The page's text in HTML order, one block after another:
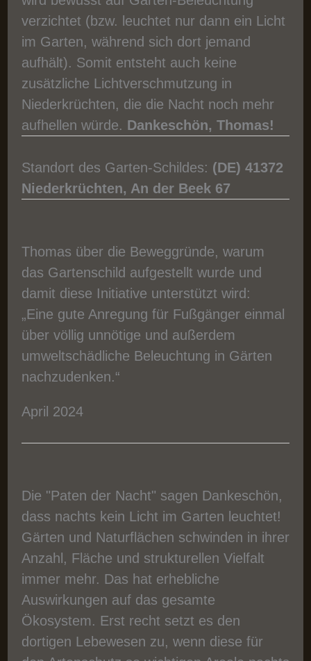
verzichtet (bzw. leuchtet nur dann ein Licht
im Garten, während sich dort jemand
aufhält). Somit entsteht auch keine
zusätzliche Lichtverschmutzung in
Niederkrüchten, die die Nacht noch mehr
aufhellen würde. Dankeschön, Thomas!
Standort des Garten-Schildes: (DE) 41372
Niederkrüchten, An der Beek 67
Thomas über die Beweggründe, warum
das Gartenschild aufgestellt wurde und
damit diese Initiative unterstützt wird:
„Eine gute Anregung für Fußgänger einmal
über völlig unnötige und außerdem
umweltschädliche Beleuchtung in Gärten
nachzudenken.“
April 2024
Die "Paten der Nacht" sagen Dankeschön,
dass nachts kein Licht im Garten leuchtet!
Gärten und Naturflächen schwinden in ihrer
Anzahl, Fläche und strukturellen Vielfalt
immer mehr. Das hat erhebliche
Auswirkungen auf das gesamte
Ökosystem. Erst recht setzt es den
dortigen Lebewesen zu, wenn diese für